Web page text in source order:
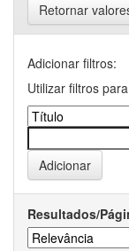
Retornar
Adicionar filtros:
Utilizar filtros
Resultados/